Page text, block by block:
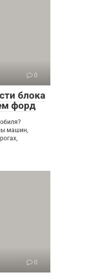
0
блока
форд
машин,
0